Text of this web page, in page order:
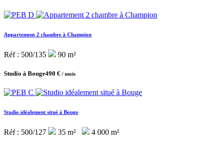
Appartement 2 chambre à Champion
Réf : 500/135 90 m²
Studio à Bouge490 € / mois
Studio idéalement situé à Bouge
Réf : 500/127 35 m²
4 000 m²